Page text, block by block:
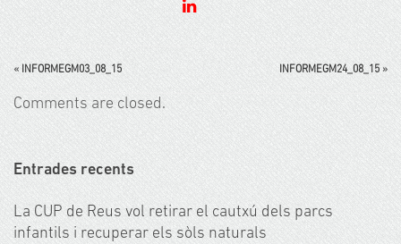
« INFORMEGM03_08_15 INFORMEGM24_08_15 »
Comments are closed.
Entrades recents
La CUP de Reus vol retirar el cautxú dels parcs
infantils i recuperar els sòls naturals